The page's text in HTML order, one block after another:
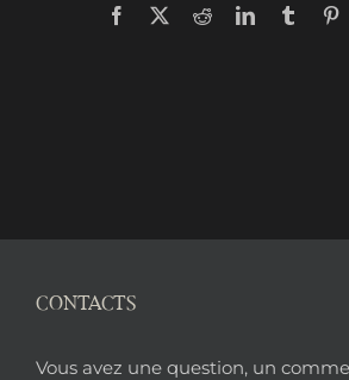
Facebook
X RedditLinkedInTumblr
Pied
CONTACTS
Vous avez une question, un